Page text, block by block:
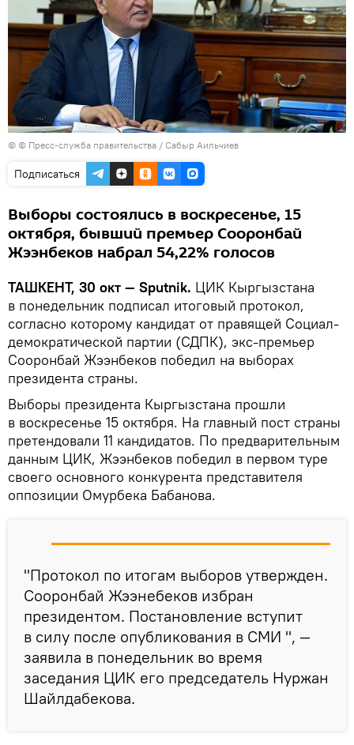
© © Пресс-служба правительства / Сабыр Аильчиев
Подписаться
Выборы состоялись в воскресенье, 15
октября, бывший премьер Сооронбай
Жээнбеков набрал 54,22% голосов
ТАШКЕНТ, 30 окт — Sputnik. ЦИК Кыргызстана
в понедельник подписал итоговый протокол,
согласно которому кандидат от правящей Социал-
демократической партии (СДПК), экс-премьер
Сооронбай Жээнбеков победил на выборах
президента страны.
Выборы президента Кыргызстана прошли
в воскресенье 15 октября. На главный пост страны
претендовали 11 кандидатов. По предварительным
данным ЦИК, Жээнбеков победил в первом туре
своего основного конкурента представителя
оппозиции Омурбека Бабанова.
"Протокол по итогам выборов утвержден.
Сооронбай Жээнебеков избран
президентом. Постановление вступит
в силу после опубликования в СМИ ", —
заявила в понедельник во время
заседания ЦИК его председатель Нуржан
Шайлдабекова.